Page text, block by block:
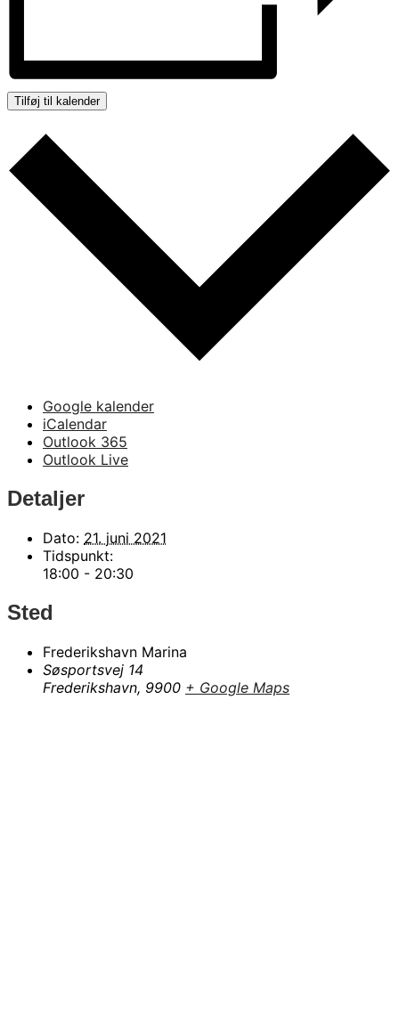
Tilføj til kalender
Google kalender
iCalendar
Outlook 365
Outlook Live
Detaljer
Dato: 21. juni 2021
Tidspunkt:
18:00 - 20:30
Sted
Frederikshavn Marina
Søsportsvej 14
Frederikshavn, 9900 + Google Maps